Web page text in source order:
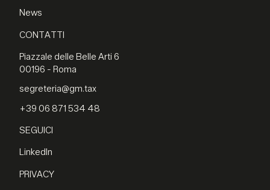
News
CONTATTI
Piazzale delle Belle Arti 6
00196 - Roma
segreteria@gm.tax
+39 06 871 534 48
SEGUICI
LinkedIn
PRIVACY